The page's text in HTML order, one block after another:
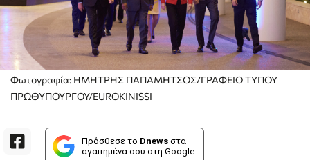
Φωτογραφία: ΗΜΗΤΡΗΣ ΠΑΠΑΜΗΤΣΟΣ/ΓΡΑΦΕΙΟ ΤΥΠΟΥ
ΠΡΩΘΥΠΟΥΡΓΟΥ/EUROKINISSI
Πρόσθεσε το Dnews στα
αγαπημένα σου στη Google